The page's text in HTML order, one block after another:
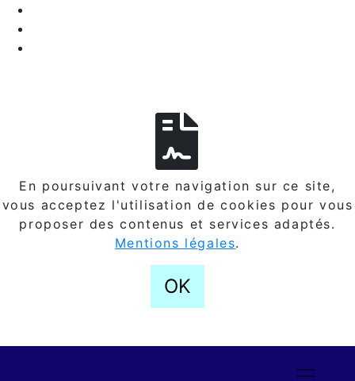
En poursuivant votre navigation sur ce site,
vous acceptez l'utilisation de cookies pour vous
proposer des contenus et services adaptés.
Mentions légales.
OK